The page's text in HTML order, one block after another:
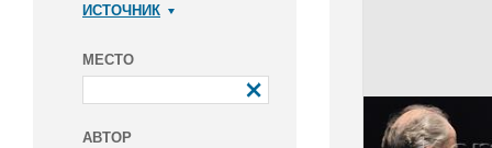
ИСТОЧНИК
МЕСТО
АВТОР